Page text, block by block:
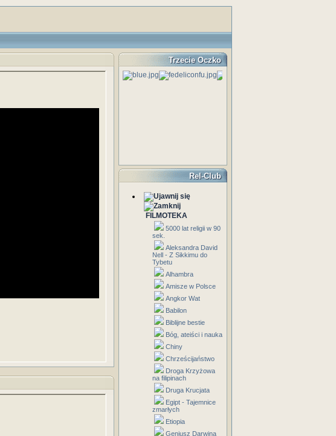
Trzecie Oczko
Rel-Club
FILMOTEKA
5000 lat religii w 90
sek.
Aleksandra David
Nell - Z Sikkimu do
Tybetu
Alhambra
Amisze w Polsce
Angkor Wat
Babilon
Biblijne bestie
Bóg, ateiści i nauka
Chiny
Chrześcijaństwo
Droga Krzyżowa
na filipinach
Druga Krucjata
Egipt - Tajemnice
zmarłych
Etiopia
Geniusz Darwina